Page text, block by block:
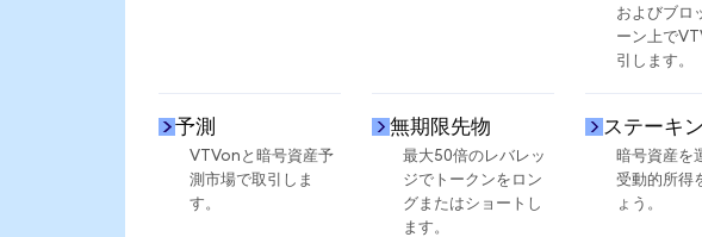
およびブロ
ーン上で
引します。
予測
VTVonと暗号資産予
測市場で取引しま
す。
無期限先物
最大50倍のレバレッ
ジでトークンをロン
グまたはショートし
ます。
ステーキ
暗号資産を
受動的所得
ょう。